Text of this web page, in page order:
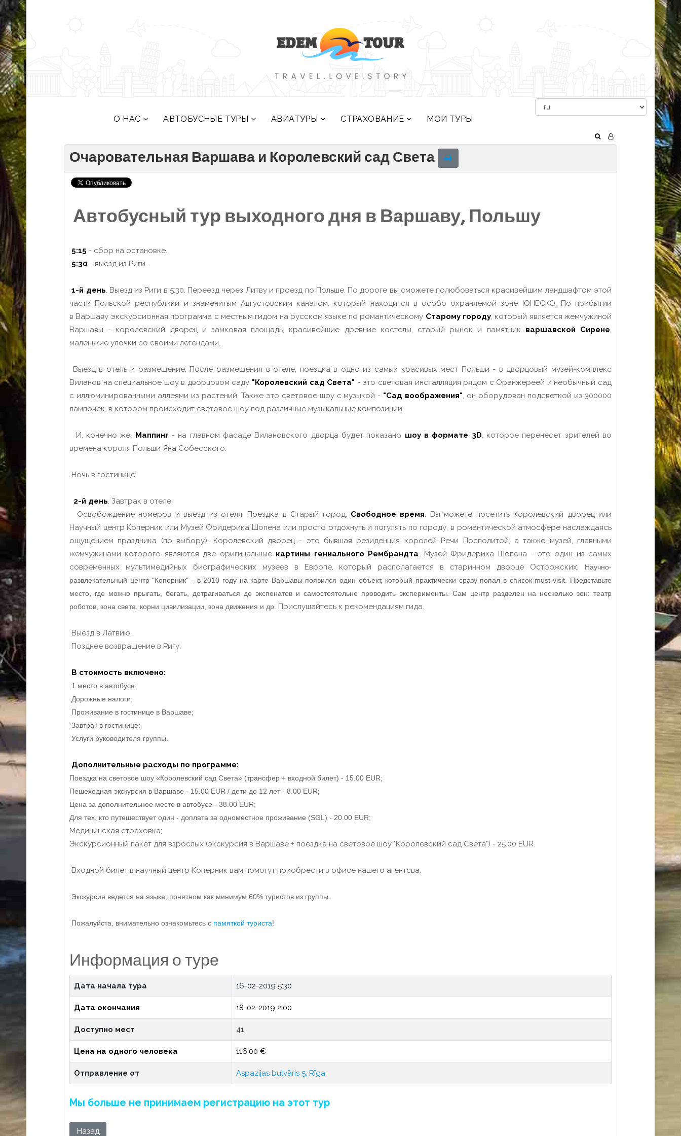
О НАС АВТОБУСНЫЕ ТУРЫ АВИАТУРЫ СТРАХОВАНИЕ МОИ ТУРЫ
Очаровательная Варшава и Королевский сад Света
Автобусный тур выходного дня в Варшаву, Польшу
5:15 - сбор на остановке.
5:30 - выезд из Риги.
1-й день. Выезд из Риги в 5:30. Переезд через Литву и проезд по Польше. По дороге вы сможете полюбоваться красивейшим ландшафтом этой
части Польской республики и знаменитым Августовским каналом, который находится в особо охраняемой зоне ЮНЕСКО. По прибытии
в Варшаву экскурсионная программа с местным гидом на русском языке по романтическому Старому городу, который является жемчужиной
Варшавы - королевский дворец и замковая площадь, красивейшие древние костелы, старый рынок и памятник варшавской Сирене,
маленькие улочки со своими легендами.
Выезд в отель и размещение. После размещения в отеле, поездка в одно из самых красивых мест Польши - в дворцовый музей-комплекс
Виланов на специальное шоу в дворцовом саду "Королевский сад Света" - это световая инсталляция рядом с Оранжереей и необычный сад
с иллюминированными аллеями из растений. Также это световое шоу с музыкой - "Сад воображения", он оборудован подсветкой из 300000
лампочек, в котором происходит световое шоу под различные музыкальные композиции.
И, конечно же, Маппинг - на главном фасаде Вилановского дворца будет показано шоу в формате 3D, которое перенесет зрителей во
времена короля Польши Яна Собесского.
Ночь в гостинице.
2-й день. Завтрак в отеле.
Освобождение номеров и выезд из отеля. Поездка в Старый город. Свободное время. Вы можете посетить Королевский дворец или
Научный центр Коперник или Музей Фридерика Шопена или просто отдохнуть и погулять по городу, в романтической атмосфере наслаждаясь
ощущением праздника (по выбору). Королевский дворец - это бывшая резиденция королей Речи Посполитой, а также музей, главными
жемчужинами которого являются две оригинальные картины гениального Рембрандта. Музей Фридерика Шопена - это один из самых
современных мультимедийных биографических музеев в Европе, который располагается в старинном дворце Острожских.
Научно-
развлекательный центр "Коперник" - в 2010 году на карте Варшавы появился один объект, который практически сразу попал в список must-visit. Представьте
место, где можно прыгать, бегать, дотрагиваться до экспонатов и самостоятельно проводить эксперименты. Сам центр разделен на несколько зон: театр
роботов, зона света, корни цивилизации, зона движения и др. Прислушайтесь к рекомендациям гида.
Выезд в Латвию.
Позднее возвращение в Ригу.
В стоимость включено:
1 место в автобусе;
Дорожные налоги;
Проживание в гостинице в Варшаве;
Завтрак в гостинице;
Услуги руководителя группы.
Дополнительные расходы по программе:
Поездка на световое шоу «Королевский сад Света» (трансфер + входной билет) - 15.00 EUR;
Пешеходная экскурсия в Варшаве - 15.00 EUR / дети до 12 лет - 8.00 EUR;
Цена за дополнительное место в автобусе - 38.00 EUR;
Для тех, кто путешествует один - доплата за одноместное проживание (SGL) - 20.00 EUR;
Медицинская страховка;
Экскурсионный пакет для взрослых (экскурсия в Варшаве + поездка на световое шоу "Королевский сад Света") - 25.00 EUR.
Входной билет в научный центр Коперник вам помогут приобрести в офисе нашего агентсва.
Экскурсия ведется на языке, понятном как минимум 60% туристов из группы.
Пожалуйста, внимательно ознакомьтесь с памяткой туриста!
Информация о туре
Дата начала тура 16-02-2019 5:30
Дата окончания 18-02-2019 2:00
Доступно мест 41
Цена на одного человека 116.00 €
Отправление от Aspazijas bulvāris 5, Rīga
Мы больше не принимаем регистрацию на этот тур
Назад